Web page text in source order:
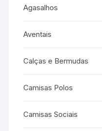
Agasalhos
Aventais
Calças e Bermudas
Camisas Polos
Camisas Sociais